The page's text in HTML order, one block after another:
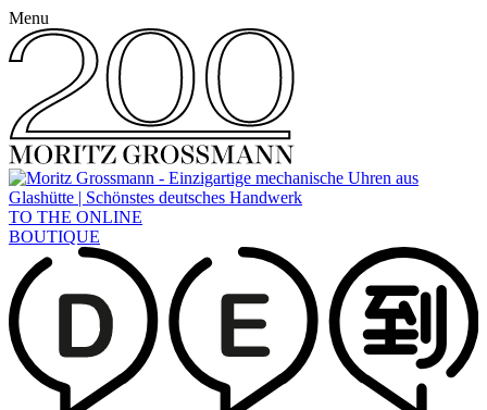
Menu
TO THE ONLINE
BOUTIQUE